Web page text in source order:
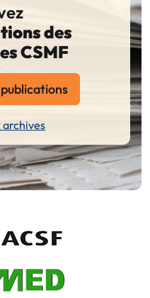
des
CSMF
archives